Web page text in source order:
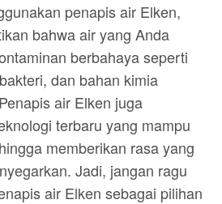
penapis air Elken,
bahwa air yang Anda
berbahaya seperti
dan bahan kimia
air Elken juga
terbaru yang mampu
memberikan rasa yang
Jadi, jangan ragu
air Elken sebagai pilihan